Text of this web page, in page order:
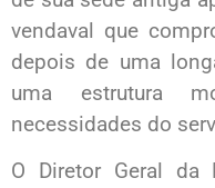
vendaval que
depois de uma
uma estrutura
necessidades do
O Diretor Geral da